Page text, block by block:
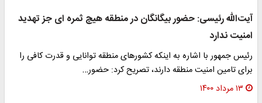
آیت‌الله رئیسی: حضور بیگانگان در منطقه هیچ ثمره ای جز تهدید
امنیت ندارد
رئیس جمهور با اشاره به اینکه کشورهای منطقه توانایی و قدرت کافی را
برای تامین امنیت منطقه دارند، تصریح کرد: حضور…
۱۳ مرداد ۱۴۰۰